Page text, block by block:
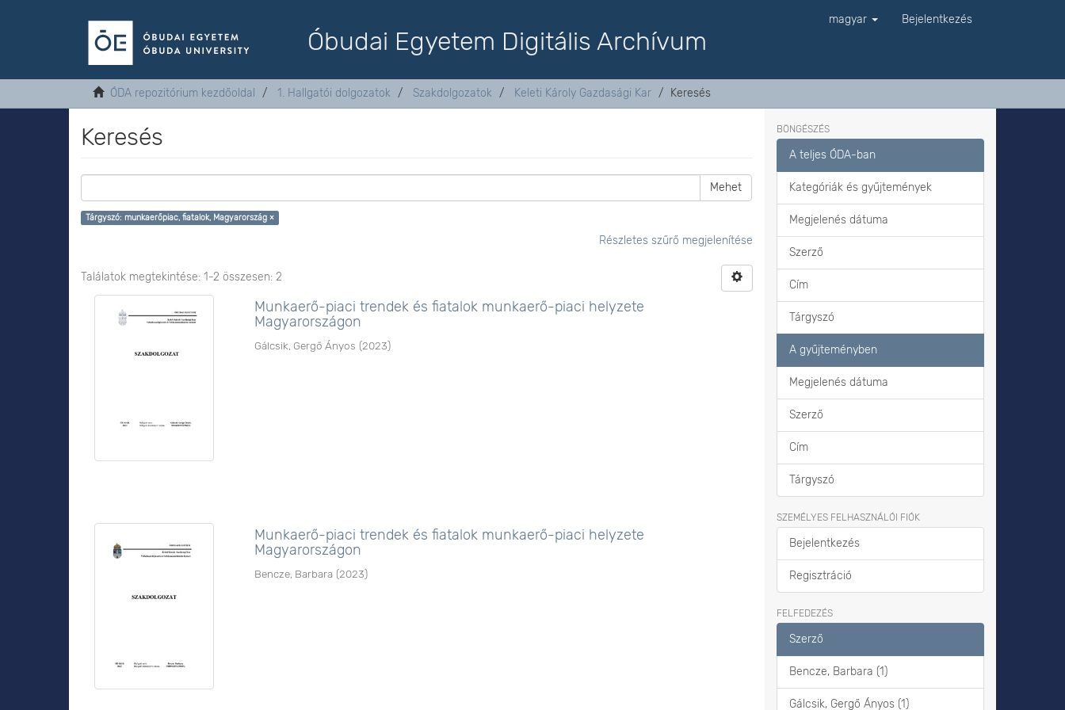
Óbudai Egyetem Digitális Archívum
magyar Bejelentkezés
ÓDA repozitórium kezdőoldal 1. Hallgatói dolgozatok Szakdolgozatok Keleti Károly Gazdasági Kar Keresés
Keresés
Mehet
Tárgyszó: munkaerőpiac, fiatalok, Magyarország ×
Részletes szűrő megjelenítése
Találatok megtekintése: 1-2 összesen: 2
Munkaerő-piaci trendek és fiatalok munkaerő-piaci helyzete
Magyarországon
Gálcsik, Gergő Ányos (2023)
Munkaerő-piaci trendek és fiatalok munkaerő-piaci helyzete
Magyarországon
Bencze, Barbara (2023)
BÖNGÉSZÉS
A teljes ÓDA-ban
Kategóriák és gyűjtemények
Megjelenés dátuma
Szerző
Cím
Tárgyszó
A gyűjteményben
Megjelenés dátuma
Szerző
Cím
Tárgyszó
SZEMÉLYES FELHASZNÁLÓI FIÓK
Bejelentkezés
Regisztráció
FELFEDEZÉS
Szerző
Bencze, Barbara (1)
Gálcsik, Gergő Ányos (1)